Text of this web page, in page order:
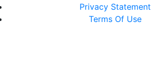
Privacy Statement
Terms Of Use